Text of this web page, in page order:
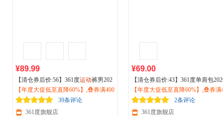
¥89.99
【清仓券后价:56】361度运动裤男202
6夏季新款 冰丝宽松束脚休闲裤户外
徒步工装裤子652429701
【年度大促低至直降60%】,叠券满400
减150/600减230,立即抢购！
39条评论
361度旗舰店
¥69.00
【清仓券后价:43】361度单肩包
大容量单肩斜跨包男女通勤旅行户
骑行运动包512531033
【年度大促低至直降60%】,叠券满
减150/600减230,立即抢购！
2条评论
361度旗舰店